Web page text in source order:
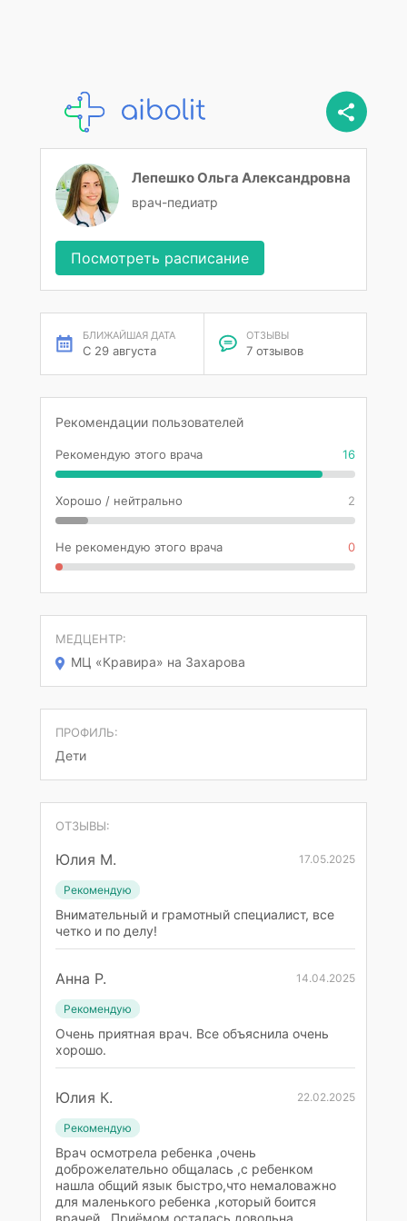
Лепешко Ольга Александровна
врач-педиатр
Посмотреть расписание
БЛИЖАЙШАЯ ДАТА
С 29 августа
ОТЗЫВЫ
7 отзывов
Рекомендации пользователей
Рекомендую этого врача 16
Хорошо / нейтрально 2
Не рекомендую этого врача 0
МЕДЦЕНТР:
МЦ «Кравира» на Захарова
ПРОФИЛЬ:
Дети
ОТЗЫВЫ:
Юлия М. 17.05.2025
Рекомендую
Внимательный и грамотный специалист, все
четко и по делу!
Анна Р. 14.04.2025
Рекомендую
Очень приятная врач. Все объяснила очень
хорошо.
Юлия К. 22.02.2025
Рекомендую
Врач осмотрела ребенка ,очень
доброжелательно общалась ,с ребенком
нашла общий язык быстро,что немаловажно
для маленького ребенка ,который боится
врачей . Приёмом осталась довольна